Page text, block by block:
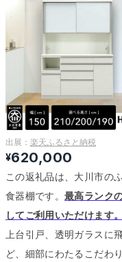
出展： 楽天ふるさと納税
¥620,000
この返礼品は、大川市の
食器棚です。最高ランク
してご利用いただけます。
上台引戸、透明ガラスに
ど、細部にわたるこだわ